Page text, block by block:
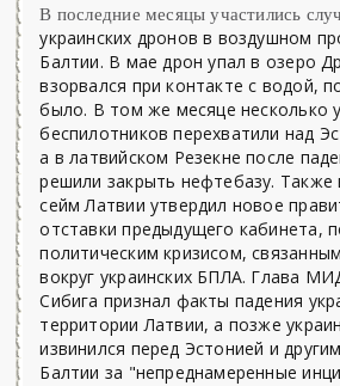
В последние месяцы участились
украинских дронов в воздушном
Балтии. В мае дрон упал в озеро
взорвался при контакте с водой,
было. В том же месяце несколько
беспилотников перехватили над
а в латвийском Резекне после
решили закрыть нефтебазу.
сейм Латвии утвердил новое
отставки предыдущего кабинета,
политическим кризисом,
вокруг украинских БПЛА. Глава
Сибига признал факты падения
территории Латвии, а позже
извинился перед Эстонией и
Балтии за "непреднамеренные